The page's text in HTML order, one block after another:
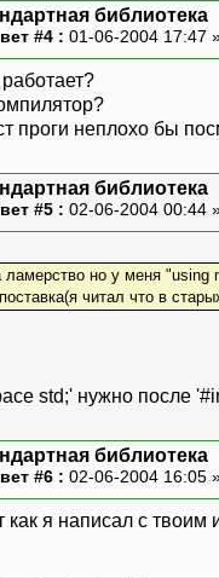
библиотека
#4 : 01-06-2004 17:47
проги неплохо бы
библиотека
#5 : 02-06-2004 00:44
ламерство но у меня "using
читал что в
std;' нужно после
библиотека
#6 : 02-06-2004 16:05
как я написал с твоим